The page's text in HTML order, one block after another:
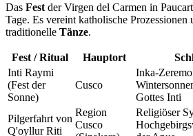
Das Fest der Virgen del Carmen in
Tage. Es vereint katholische Prozessionen
traditionelle Tänze.
Fest / Ritual Hauptort
Inti Raymi
(Fest der
Sonne)
Cusco
Inka-
Gottes Inti
Pilgerfahrt von
Q'oyllur Riti
Region
Cusco
Religiöser